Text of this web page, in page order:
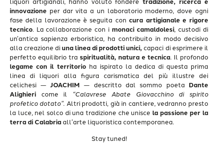
innovazione per dar vita a un laboratorio moderno, dove ogni
fase della lavorazione è seguita con cura artigianale e rigore
tecnico. La collaborazione con i monaci camaldolesi, custodi di
un’antica sapienza erboristica, ha contribuito in modo decisivo
alla creazione diuna linea di prodotti unici, capaci di esprimere il
perfetto equilibrio tra spiritualità, natura e tecnica. Il profondo
legame con il territorio ha ispirato la dedica di questa prima
linea di liquori alla figura carismatica del più illustre dei
celichesi — JOACHIM — descritto dal sommo poeta Dante
Alighieri come il “Calavrese Abate Giovacchino di spirito
profetico dotato”. Altri prodotti, già in cantiere, vedranno presto
la luce, nel solco di una tradizione che unisce la passione per la
terra di Calabriaall’arte liquoristica contemporanea.
Stay tuned!